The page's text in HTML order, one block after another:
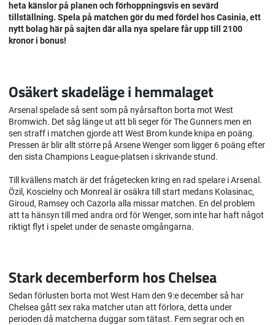
heta känslor på planen och förhoppningsvis en sevärd
tillställning. Spela på matchen gör du med fördel hos Casinia, ett
nytt bolag här på sajten där alla nya spelare får upp till 2100
kronor i bonus!
Osäkert skadeläge i hemmalaget
Arsenal spelade så sent som på nyårsafton borta mot West
Bromwich. Det såg länge ut att bli seger för The Gunners men en
sen straff i matchen gjorde att West Brom kunde knipa en poäng.
Pressen är blir allt större på Arsene Wenger som ligger 6 poäng efter
den sista Champions League-platsen i skrivande stund.
Till kvällens match är det frågetecken kring en rad spelare i Arsenal.
Özil, Koscielny och Monreal är osäkra till start medans Kolasinac,
Giroud, Ramsey och Cazorla alla missar matchen. En del problem
att ta hänsyn till med andra ord för Wenger, som inte har haft något
riktigt flyt i spelet under de senaste omgångarna.
Stark decemberform hos Chelsea
Sedan förlusten borta mot West Ham den 9:e december så har
Chelsea gått sex raka matcher utan att förlora, detta under
perioden då matcherna duggar som tätast. Fem segrar och en